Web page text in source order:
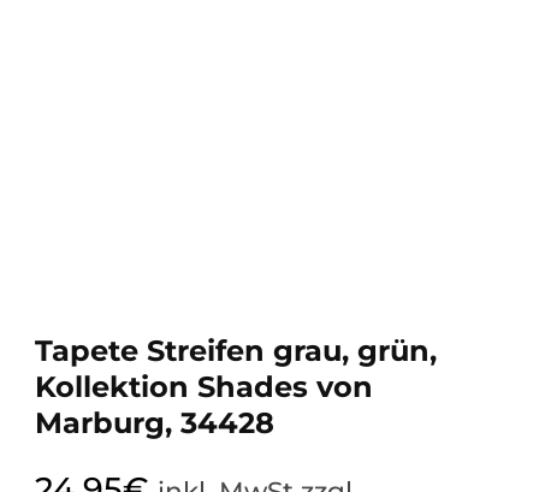
Tapete Streifen grau, grün,
Kollektion Shades von
Marburg, 34428